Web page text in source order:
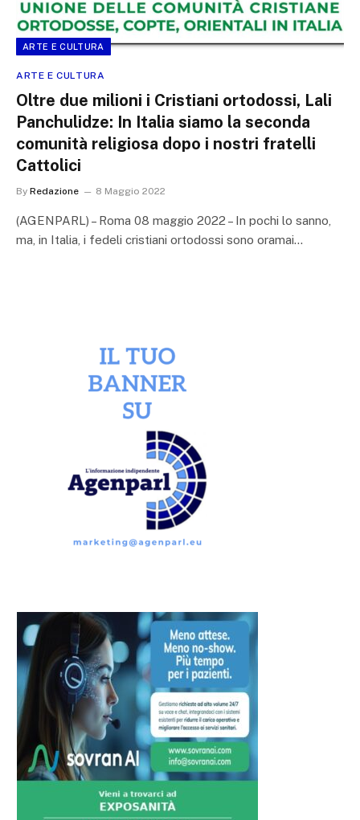
ARTE E CULTURA
ARTE E CULTURA
Oltre due milioni i Cristiani ortodossi, Lali
Panchulidze: In Italia siamo la seconda
comunità religiosa dopo i nostri fratelli
Cattolici
By Redazione 8 Maggio 2022
(AGENPARL) – Roma 08 maggio 2022 – In pochi lo sanno,
ma, in Italia, i fedeli cristiani ortodossi sono oramai…